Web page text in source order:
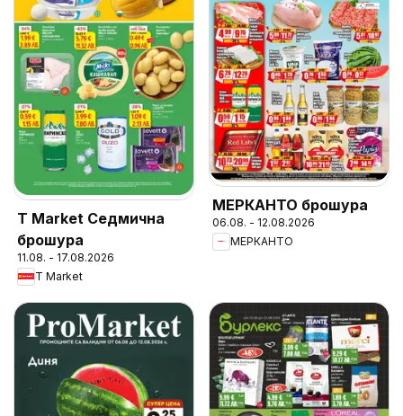
T Market Седмична
брошура
11.08. - 17.08.2026
T Market
МЕРКАНТО брошура
06.08. - 12.08.2026
МЕРКАНТО